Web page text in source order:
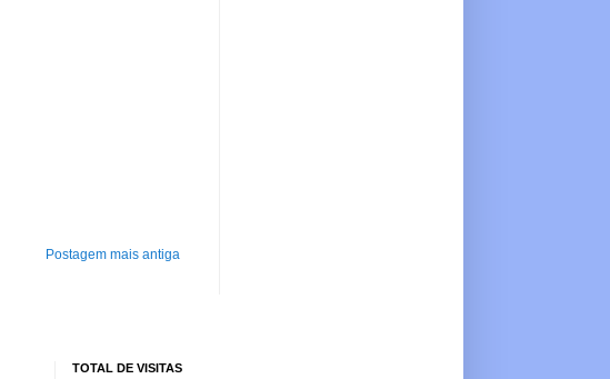
Postagem mais antiga
TOTAL DE VISITAS